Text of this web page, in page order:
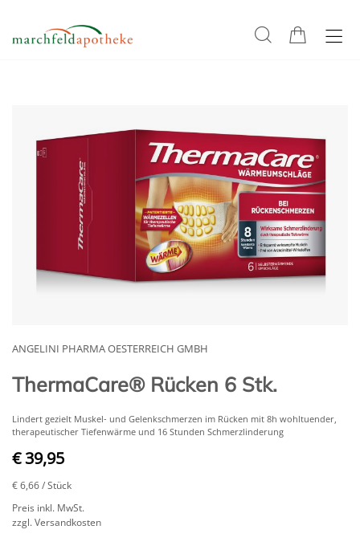
ANGELINI PHARMA OESTERREICH GMBH
ThermaCare® Rücken 6 Stk.
Lindert gezielt Muskel- und Gelenkschmerzen im Rücken mit 8h wohltuender,
therapeutischer Tiefenwärme und 16 Stunden Schmerzlinderung
€ 39,95
€ 6,66/ Stück
Preis inkl. MwSt.
zzgl. Versandkosten